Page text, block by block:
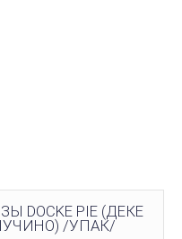
DOCKE PIE (ДЕКЕ
/УПАК/